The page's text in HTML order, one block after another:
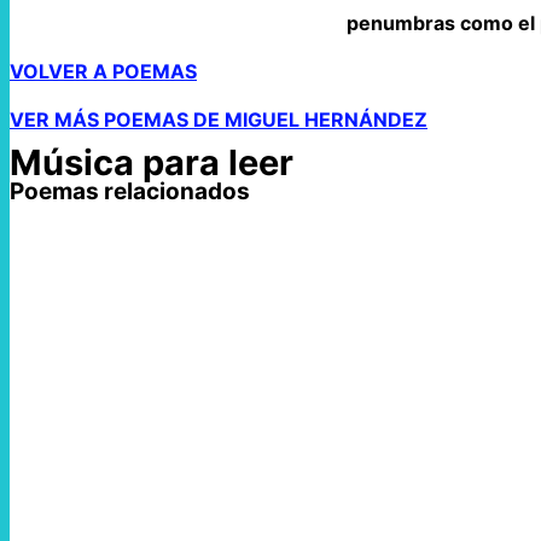
penumbras como
VOLVER A POEMAS
VER MÁS POEMAS DE MIGUEL HERNÁNDEZ
Música para leer
Poemas relacionados